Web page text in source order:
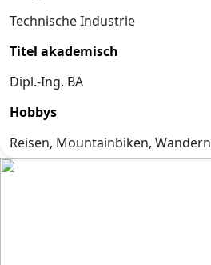
Technische Industrie
Titel akademisch
Dipl.-Ing. BA
Hobbys
Reisen, Mountainbiken, Wandern